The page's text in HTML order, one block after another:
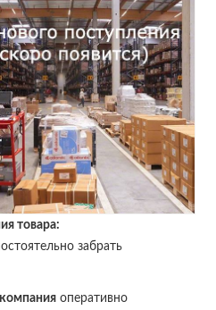
товара:
забрать
оперативно